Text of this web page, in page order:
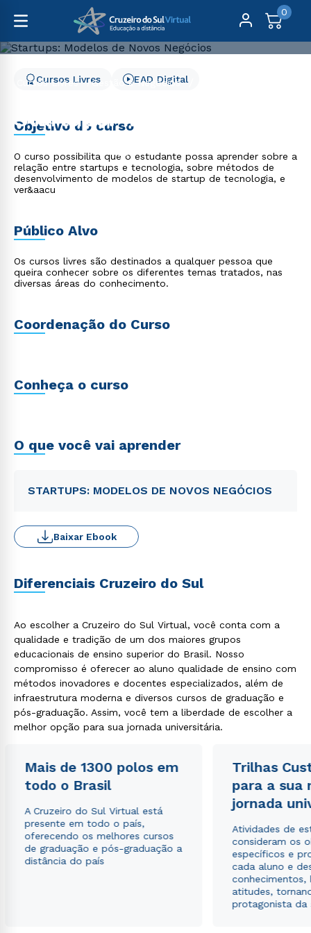
0
Cursos Livres
Gestão e Negócios
Startups: Modelos de
Novos Negócios
Cursos Livres EAD Digital
Objetivo do curso
O curso possibilita que o estudante possa aprender sobre a
relação entre startups e tecnologia, sobre métodos de
desenvolvimento de modelos de startup de tecnologia, e
ver&aacu
Público Alvo
Os cursos livres são destinados a qualquer pessoa que
queira conhecer sobre os diferentes temas tratados, nas
diversas áreas do conhecimento.
Coordenação do Curso
Conheça o curso
O que você vai aprender
STARTUPS: MODELOS DE NOVOS NEGÓCIOS
Baixar Ebook
Diferenciais Cruzeiro do Sul
Ao escolher a Cruzeiro do Sul Virtual, você conta com a
qualidade e tradição de um dos maiores grupos
educacionais de ensino superior do Brasil. Nosso
compromisso é oferecer ao aluno qualidade de ensino com
métodos inovadores e docentes especializados, além de
infraestrutura moderna e diversos cursos de graduação e
pós-graduação. Assim, você tem a liberdade de escolher a
melhor opção para sua jornada universitária.
Mais de 1300 polos em
todo o Brasil
A Cruzeiro do Sul Virtual está
presente em todo o país,
oferecendo os melhores cursos
de graduação e pós-graduação a
distância do país
Trilhas
para a sua
jornada
Atividades de
consideram os
específicos e
cada aluno e
conhecimentos,
atitudes,
protagonista da